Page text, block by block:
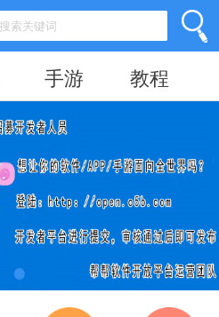
手游 教程